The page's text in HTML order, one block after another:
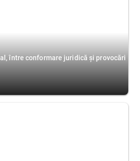
între conformare juridică și provocări